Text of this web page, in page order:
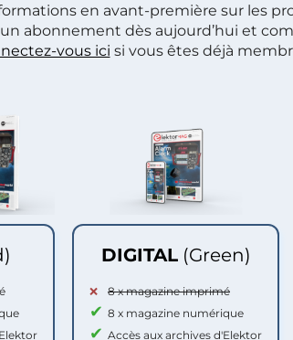
en avant-première sur les
un abonnement dès aujourd’hui et
vous ici si vous êtes déjà
DIGITAL (Green)
8 x magazine imprimé
8 x magazine numérique
Accès aux archives d'Elektor